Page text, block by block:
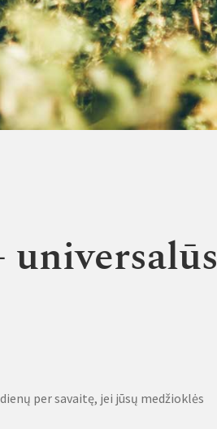
universalūs
per savaitę, jei jūsų medžioklės